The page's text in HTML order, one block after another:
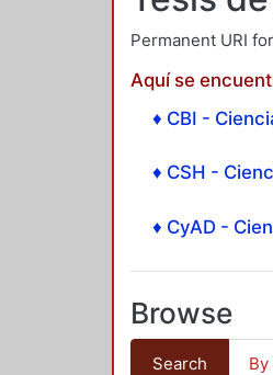
Permanent URI
Aquí se
♦ CBI -
♦ CSH -
♦ CyAD -
Browse
Search